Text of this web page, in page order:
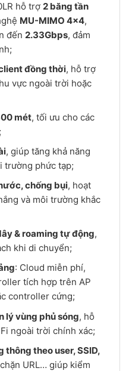
hỗ trợ 2 băng tần
MU-MIMO 4×4,
đến 2.33Gbps, đảm
đồng thời, hỗ trợ
vực ngoài trời hoặc
mét, tối ưu cho các
, giúp tăng khả năng
trường phức tạp;
chống bụi, hoạt
và môi trường khắc
& roaming tự động,
khi di chuyển;
: Cloud miễn phí,
tích hợp trên AP
controller cứng;
lý vùng phủ sóng, hỗ
ngoài trời chính xác;
thông theo user, SSID,
URL… giúp kiểm